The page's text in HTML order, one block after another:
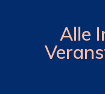
Alle